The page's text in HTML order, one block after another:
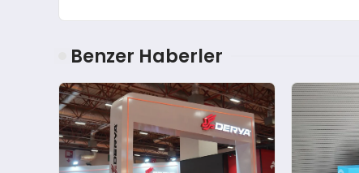
Benzer Haberler